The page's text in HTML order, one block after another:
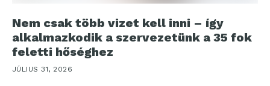
Nem csak több vizet kell inni – így
alkalmazkodik a szervezetünk a 35 fok
feletti hőséghez
JÚLIUS 31, 2026